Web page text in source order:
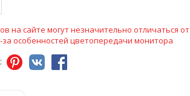
на сайте могут незначительно отличаться от
особенностей цветопередачи монитора